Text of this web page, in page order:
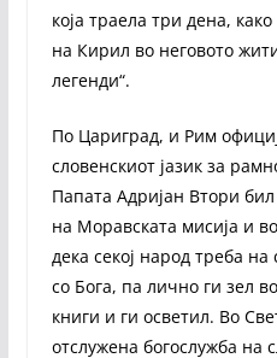
која траела три дена,
на Кирил во неговото
легенди“.
По Цариград, и Рим
словенскиот јазик за
Папата Адријан Втори
на Моравската мисија и
дека секој народ треба на
со Бога, па лично ги зел
книги и ги осветил. Во
отслужена богослужба на